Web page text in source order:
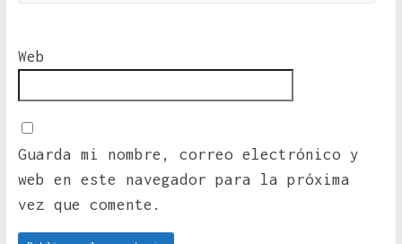
Web
Guarda mi nombre, correo electrónico y
web en este navegador para la próxima
vez que comente.